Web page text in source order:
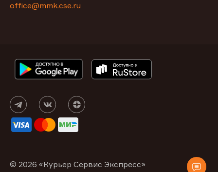
office@mmk.cse.ru
© 2026 «Курьер Сервис Экспресс»